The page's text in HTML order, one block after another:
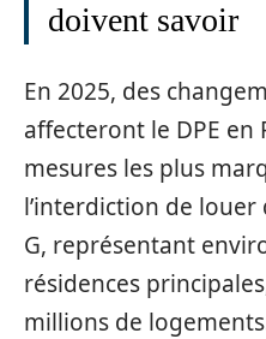
doivent savoir
En 2025, des
affecteront le DPE en
mesures les plus
l’interdiction de louer
G, représentant
résidences
millions de